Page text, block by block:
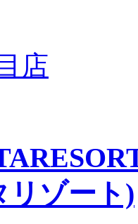
店
リゾート)